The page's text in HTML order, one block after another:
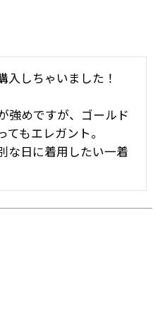
入しちゃいました！
強めですが、ゴールド
もエレガント。
な日に着用したい一着